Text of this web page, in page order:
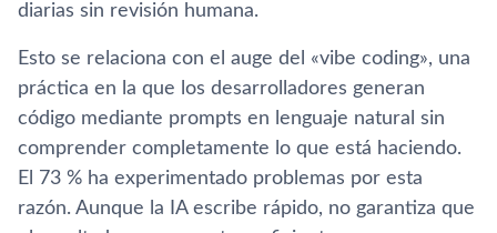
diarias sin revisión humana.
Esto se relaciona con el auge del «vibe coding», una
práctica en la que los desarrolladores generan
código mediante prompts en lenguaje natural sin
comprender completamente lo que está haciendo.
El 73 % ha experimentado problemas por esta
razón. Aunque la IA escribe rápido, no garantiza que